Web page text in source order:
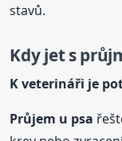
stavů.
Kdy jet s
K veterináři je
Průjem u psa